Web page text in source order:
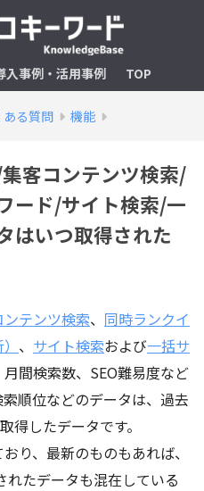
入事例・活用事例 TOP
ある質問 機能
客コンテンツ検索/
ード/サイト検索/一
はいつ取得された
テンツ検索、 同時ランクイ
、 サイト検索および一括サ
間検索数、SEO難易度など
順位などのデータは、過去
得したデータです。
り、最新のものもあれば、
たデータも混在している